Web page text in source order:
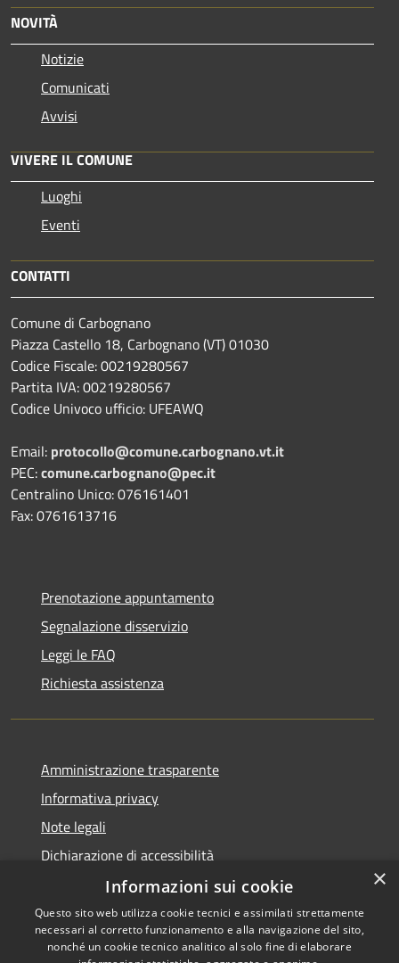
NOVITÀ
Notizie
Comunicati
Avvisi
VIVERE IL COMUNE
Luoghi
Eventi
CONTATTI
Comune di Carbognano
Piazza Castello 18, Carbognano (VT) 01030
Codice Fiscale: 00219280567
Partita IVA: 00219280567
Codice Univoco ufficio: UFEAWQ
Email: protocollo@comune.carbognano.vt.it
PEC:comune.carbognano@pec.it
Centralino Unico: 076161401
Fax: 0761613716
Prenotazione appuntamento
Segnalazione disservizio
Leggi le FAQ
Richiesta assistenza
Amministrazione trasparente
Informativa privacy
Note legali
Dichiarazione di accessibilità
Copyright © 2026 • Comune di
×
Informazioni sui cookie
Questo sito web utilizza cookie tecnici e assimilati strettamente
necessari al corretto funzionamento e alla navigazione del sito,
nonché un cookie tecnico analitico al solo fine di elaborare